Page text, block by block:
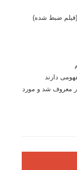
(فیلم ضبط شده)
دارند
معروف شد و مورد